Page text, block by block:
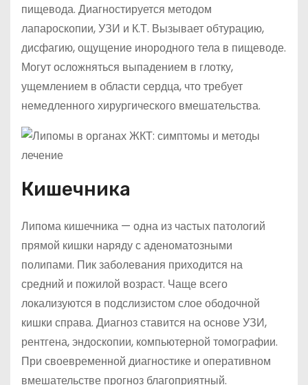
пищевода. Диагностируется методом
лапароскопии, УЗИ и К.Т. Вызывает обтурацию,
дисфагию, ощущение инородного тела в пищеводе.
Могут осложняться выпадением в глотку,
ущемлением в области сердца, что требует
немедленного хирургического вмешательства.
Кишечника
Липома кишечника — одна из частых патологий
прямой кишки наряду с аденоматозными
полипами. Пик заболевания приходится на
средний и пожилой возраст. Чаще всего
локализуются в подслизистом слое ободочной
кишки справа. Диагноз ставится на основе УЗИ,
рентгена, эндоскопии, компьютерной томографии.
При своевременной диагностике и оперативном
вмешательстве прогноз благоприятный.